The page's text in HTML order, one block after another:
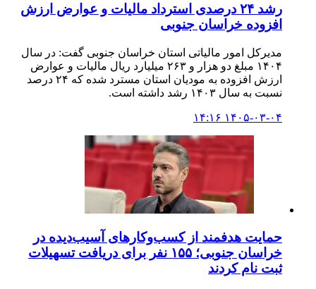
رشد ۲۴ درصدی استرداد مالیات و عوارض ارزش
افزوده خراسان جنوبی
مدیرکل امور مالیاتی استان خراسان جنوبی گفت: در سال
۱۴۰۴ مبلغ دو هزار و ۲۶۳ میلیارد ریال مالیات و عوارض
ارزش افزوده به مودیان استان مسترد شده که ۲۴ درصد
نسبت به سال ۱۴۰۳ رشد داشته است.
۱۴۰۵-۰۳-۰۴ ۱۴:۱۶
حمایت هدفمند از کسب‌وکارهای آسیب‌دیده در
خراسان جنوبی؛ ۱۵۵ نفر برای دریافت تسهیلات
ثبت نام کردند